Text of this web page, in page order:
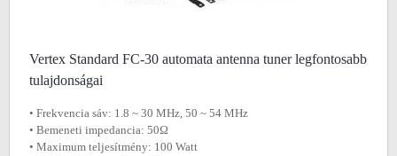
Vertex Standard FC-30 automata antenna tuner legfontosabb
tulajdonságai
• Frekvencia sáv: 1.8 ~ 30 MHz, 50 ~ 54 MHz
• Bemeneti impedancia: 50Ω
• Maximum teljesítmény: 100 Watt